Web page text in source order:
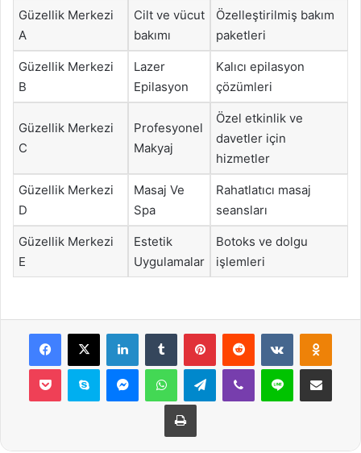
Güzellik Merkezi
A
Cilt ve vücut
bakımı
Özelleştirilmiş bakım
paketleri
Güzellik Merkezi
B
Lazer
Epilasyon
Kalıcı epilasyon
çözümleri
Güzellik Merkezi
C
Profesyonel
Makyaj
Özel etkinlik ve
davetler için
hizmetler
Güzellik Merkezi
D
Masaj Ve
Spa
Rahatlatıcı masaj
seansları
Güzellik Merkezi
E
Estetik
Uygulamalar
Botoks ve dolgu
işlemleri
Facebook
X LinkedInTumblr PinterestReddit VKontakte
Pocket Skype MessengerWhatsAppTelegramViber Line E-Posta ile
Yazdır